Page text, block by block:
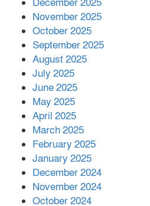
পর ফোন
November 2025
October 2025
September 2025
August 2025
July 2025
June 2025
May 2025
April 2025
March 2025
February 2025
January 2025
December 2024
November 2024
October 2024